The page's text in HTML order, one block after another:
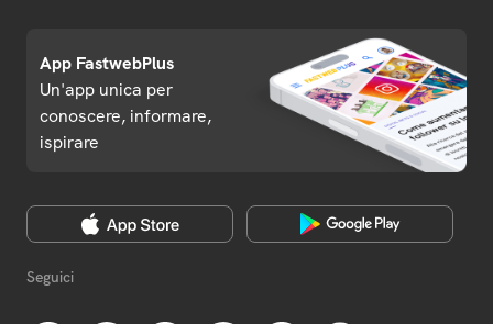
App FastwebPlus
Un'app unica per
conoscere, informare,
ispirare
Seguici